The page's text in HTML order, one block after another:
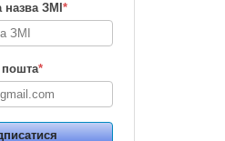
ЗМІ *
пошта*